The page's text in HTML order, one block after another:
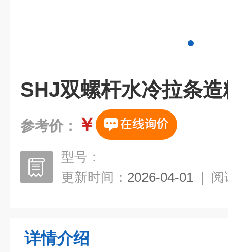
SHJ双螺杆水冷拉条
参考价： ￥
型号：
更新时间： 2026-04-01 | 阅
详情介绍